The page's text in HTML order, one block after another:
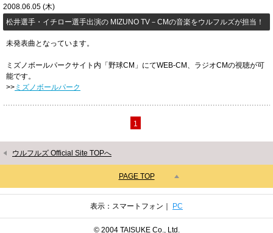
2008.06.05 (木)
松井選手・イチロー選手出演の MIZUNO TV－CMの音楽をウルフルズが担当！
未発表曲となっています。
ミズノボールパークサイト内「野球CM」にてWEB-CM、ラジオCMの視聴が可
能です。
>> ミズノボールパーク
1
ウルフルズ Official Site TOPへ
PAGE TOP
表示：スマートフォン｜ PC
© 2004 TAISUKE Co., Ltd.